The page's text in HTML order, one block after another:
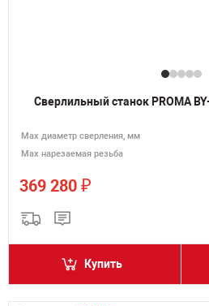
Сверлильный станок PROMA
Мах диаметр сверления, мм
Мах нарезаемая резьба
369 280 ₽
Купить